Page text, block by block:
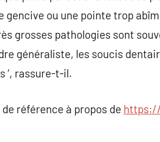
gencive ou une pointe trop
grosses pathologies sont
généraliste, les soucis
‘, rassure-t-il.
référence à propos de